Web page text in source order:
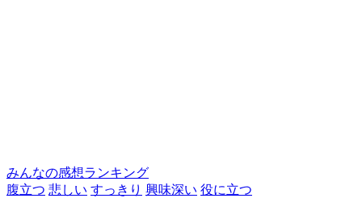
みんなの感想ランキング
腹立つ 悲しい すっきり 興味深い 役に立つ